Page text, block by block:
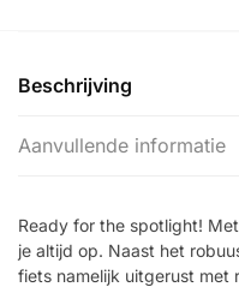
Beschrijving
Aanvullende informatie
Ready for the spotlight!
je altijd op. Naast het
fiets namelijk uitgerust met